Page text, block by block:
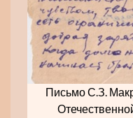
Письмо С.З.